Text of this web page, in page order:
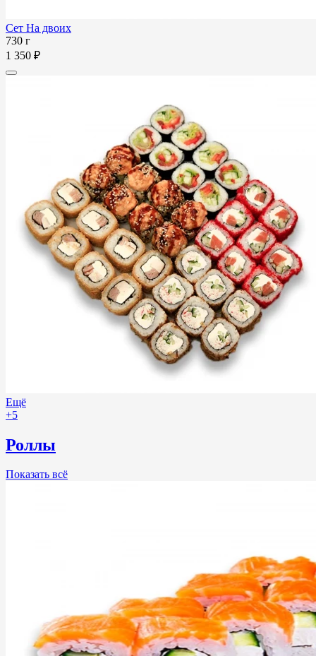
Сет На двоих
730 г
1 350 ₽
Ещё
+5
Роллы
Показать всё